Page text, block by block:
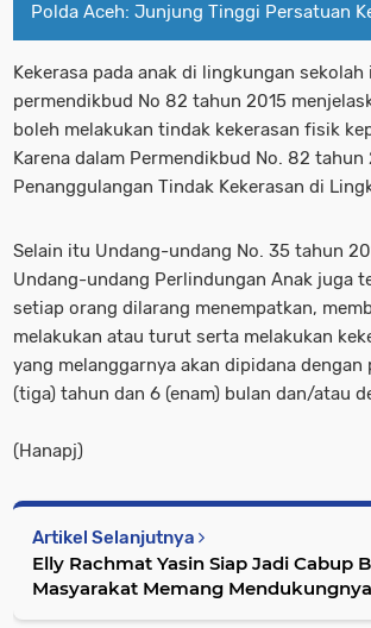
Polda Aceh: Junjung Tinggi Persatuan
Kekerasa pada anak di lingkungan
permendikbud No 82 tahun 2015
boleh melakukan tindak kekerasan fisik
Karena dalam Permendikbud No. 82
Penanggulangan Tindak Kekerasan di
Selain itu Undang-undang No. 35 tahun
Undang-undang Perlindungan Anak juga
setiap orang dilarang menempatkan,
melakukan atau turut serta melakukan
yang melanggarnya akan dipidana
(tiga) tahun dan 6 (enam) bulan dan/atau
(Hanapj)
Artikel Selanjutnya
Elly Rachmat Yasin Siap Jadi Cabup
Masyarakat Memang Mendukungnya